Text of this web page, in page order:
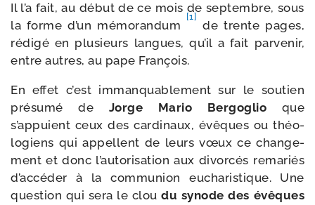
Il l’a fait, au début de ce mois de sep­tembre, sous
la forme d’un mémo­ran­dum
[1]
de trente pages,
rédi­gé en plu­sieurs langues, qu’il a fait par­ve­nir,
entre autres, au pape François.
En effet c’est imman­qua­ble­ment sur le sou­tien
pré­su­mé de Jorge Mario Bergoglio que
s’appuient ceux des car­di­naux, évêques ou théo­
lo­giens qui appellent de leurs vœux ce chan­ge­
ment et donc l’autorisation aux divor­cés rema­riés
d’accéder à la com­mu­nion eucha­ris­tique. Une
ques­tion qui sera le cloudu synode des évêques